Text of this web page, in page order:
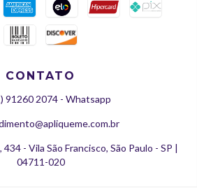
CONTATO
91260 2074 - Whatsapp
- Vila São Francisco, São Paulo - SP |
04711-020